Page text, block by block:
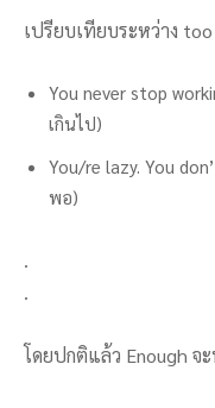
เปรียบเทียบระหว่าง
You never stop
เกินไป)
You/re lazy. You
พอ)
.
.
โดยปกติแล้ว Enough จ